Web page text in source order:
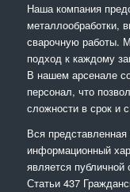
Наша компания
металлообработки,
сварочную работы.
подход к каждому
В нашем арсенале
персонал, что
сложности в срок и
Вся
информационный
является
Статьи 437